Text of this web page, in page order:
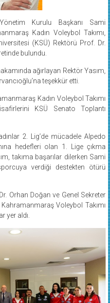
Kurulu Başkanı Sami
Kadın Voleybol Takımı,
(KSÜ) Rektörü Prof. Dr.
bulundu.
ağırlayan Rektör Yasım,
teşekkür etti.
Kadın Voleybol Takımı
KSÜ Senato Toplantı
2. Lig’de mücadele Alpedo
hedefleri olan 1. Lige çıkma
takıma başarılar dilerken Sami
verdiği destekten ötürü
Orhan Doğan ve Genel Sekreter
Kahramanmaraş Voleybol Takımı
yer aldı.